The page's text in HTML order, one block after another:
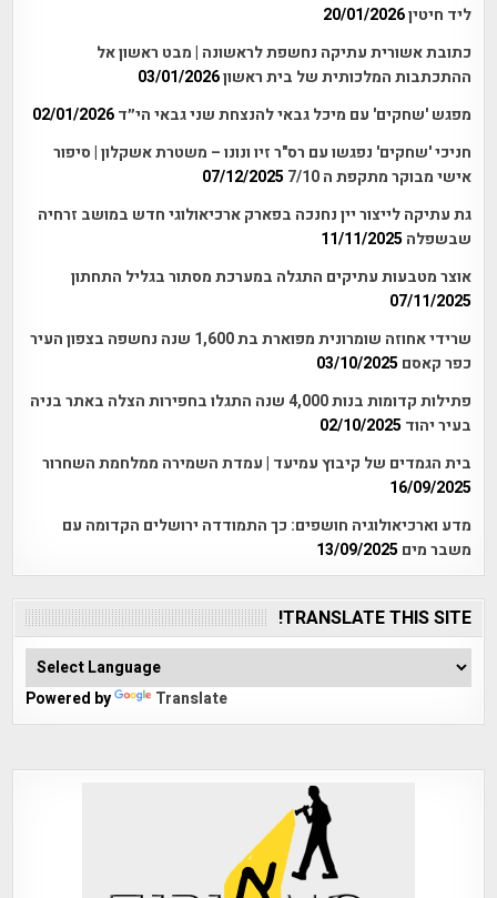
ליד חיטין20/01/2026
כתובת אשורית עתיקה נחשפת לראשונה | מבט ראשון אל
ההתכתבות המלכותית של בית ראשון03/01/2026
מפגש 'שחקים' עם מיכל גבאי להנצחת שני גבאי הי״ד 02/01/2026
חניכי 'שחקים' נפגשו עם רס"ר זיו ונונו – משטרת אשקלון | סיפור
אישי מבוקר מתקפת ה 7/10
07/12/2025
גת עתיקה לייצור יין נחנכה בפארק ארכיאולוגי חדש במושב זרחיה
שבשפלה 11/11/2025
אוצר מטבעות עתיקים התגלה במערכת מסתור בגליל התחתון
07/11/2025
שרידי אחוזה שומרונית מפוארת בת 1,600 שנה נחשפה בצפון העיר
כפר קאסם 03/10/2025
פתילות קדומות בנות 4,000 שנה התגלו בחפירות הצלה באתר בניה
בעיר יהוד 02/10/2025
בית הגמדים של קיבוץ עמיעד | עמדת השמירה ממלחמת השחרור
16/09/2025
מדע וארכיאולוגיה חושפים: כך התמודדה ירושלים הקדומה עם
משבר מים 13/09/2025
TRANSLATE THIS SITE!
Powered by Translate